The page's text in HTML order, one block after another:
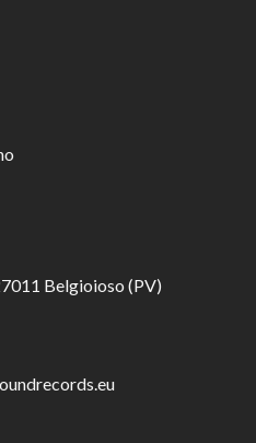
Belgioioso (PV)